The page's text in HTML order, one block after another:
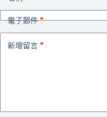
電子郵件*
新增留言 *